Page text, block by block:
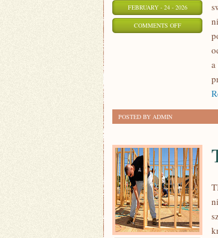
FEBRUARY - 24 - 2026
COMMENTS OFFON
WYZWANIA
TRENINGOWE
POSTED BY ADMIN